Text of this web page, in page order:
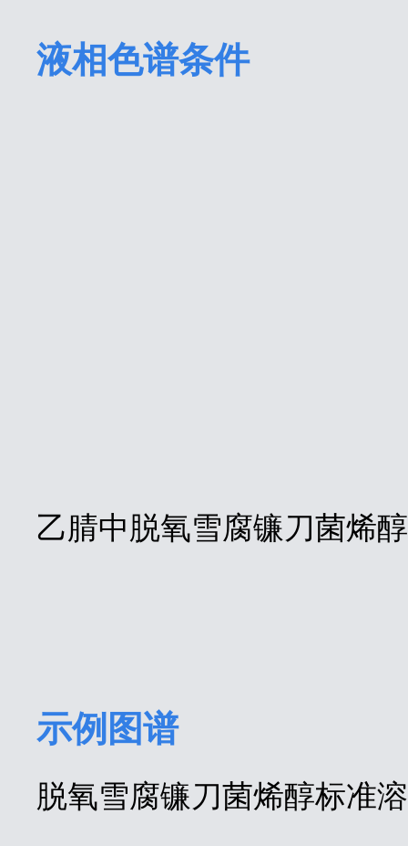
液相色谱条件
乙腈中脱氧雪腐镰刀菌烯
示例图谱
脱氧雪腐镰刀菌烯醇标准